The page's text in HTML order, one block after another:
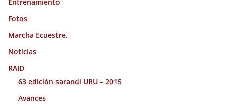
Entrenamiento
Fotos
Marcha Ecuestre.
Noticias
RAID
63 edición sarandí URU – 2015
Avances